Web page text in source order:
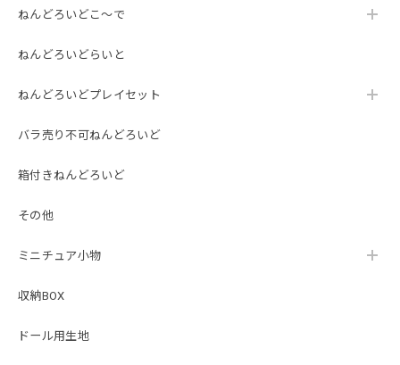
ねんどろいどこ～で
ねんどろいどらいと
ねんどろいどプレイセット
バラ売り不可ねんどろいど
箱付きねんどろいど
その他
ミニチュア小物
収納BOX
ドール用生地